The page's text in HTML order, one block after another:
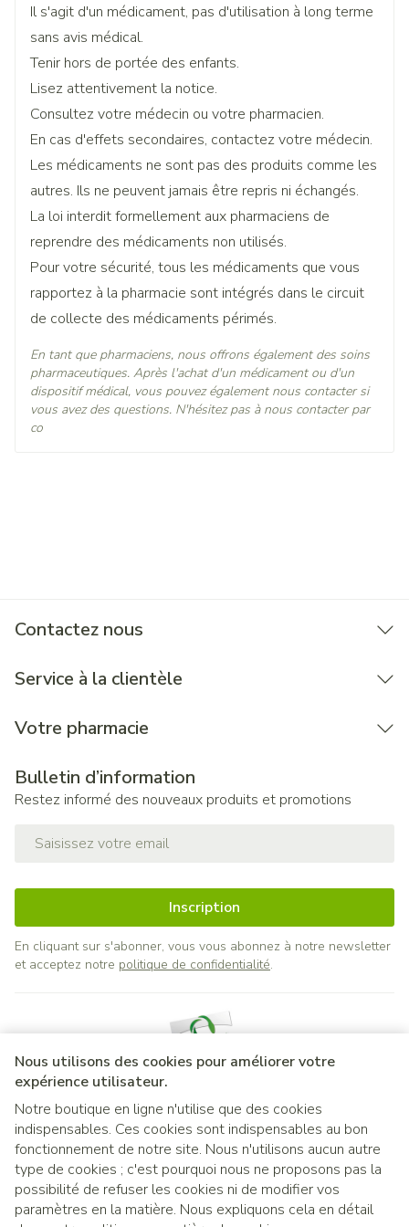
Nous utilisons des cookies pour améliorer votre
expérience utilisateur.
Notre boutique en ligne n'utilise que des cookies
indispensables. Ces cookies sont indispensables au bon
fonctionnement de notre site. Nous n'utilisons aucun autre
type de cookies ; c'est pourquoi nous ne proposons pas la
possibilité de refuser les cookies ni de modifier vos
paramètres en la matière. Nous expliquons cela en détail
et des vaisseaux des intestins,
diminution de la circulation sanguine rénale et
diminution de la production d'urine,
faible débit dans la grande circulation sanguine malgré
une pression sanguine "normale",
manque d'oxygène dans les tissus et élévation du taux
d'acide lactique dans le sang.
chez des patients présentant une obstruction
vasculaire sauf si le médecin traitant juge que
l'administration de LEVOPHED est nécessaire en tant
que geste salvateur.
chez des patients souffrant d'un manque d'oxygène
grave ou présentant des concentrations excessives de
gaz carbonique dans le sang, car ce médicament peut
provoquer des troubles du rythme cardiaque, tels une
glucose protège la l-norépinéphrine de l'oxydation)
Largeur 98 mm
Longueur 100 mm
Profondeur 40 mm
Paquet
10
Ingrédients
Actifs
norépinéphrine hydrogénotartrate
Préservation
Température ambiante (15°C -
Il s'agit d'un médicament, pas d'utilisation à long terme
sans avis médical.
Tenir hors de portée des enfants.
Lisez attentivement la notice.
Consultez votre médecin ou votre pharmacien.
En cas d'effets secondaires, contactez votre médecin.
Les médicaments ne sont pas des produits comme les
autres. Ils ne peuvent jamais être repris ni échangés.
La loi interdit formellement aux pharmaciens de
reprendre des médicaments non utilisés.
Pour votre sécurité, tous les médicaments que vous
rapportez à la pharmacie sont intégrés dans le circuit
de collecte des médicaments périmés.
En tant que pharmaciens, nous offrons également des soins
pharmaceutiques. Après l'achat d'un médicament ou d'un
dispositif médical, vous pouvez également nous contacter si
vous avez des questions. N'hésitez pas à nous contacter par
co
Contactez nous
Service à la clientèle
Votre pharmacie
Bulletin d’information
Restez informé des nouveaux produits et promotions
Inscription
En cliquant sur s'abonner, vous vous abonnez à notre newsletter
et acceptez notre politique de confidentialité.
Liens légaux